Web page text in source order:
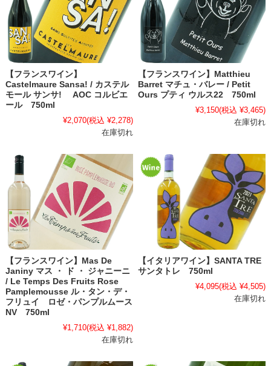
【フランスワイン】
Castelmaure Sansa! / カステル
モール サンサ! AOC コルビエ
ール 750ml
¥2,070(税込 ¥2,278)
在庫切れ
【フランスワイン】Matthieu
Barret マチュ・バレー / Petit
Ours プティ ウルス22 750ml
¥3,150(税込 ¥3,465)
在庫切れ
【フランスワイン】Mas De
Janiny マス ・ ド ・ ジャニーニ
/ Le Temps Des Fruits Rose
Pamplemousse ル・タン・デ・
フリュイ ロゼ・パンプルムース
NV 750ml
¥1,710(税込 ¥1,882)
在庫切れ
【イタリアワイン】SANTA TRE
サンタトレ 750ml
¥4,095(税込 ¥4,505)
在庫切れ